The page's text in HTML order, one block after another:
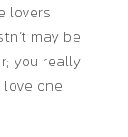
lovers
may be
you really
one